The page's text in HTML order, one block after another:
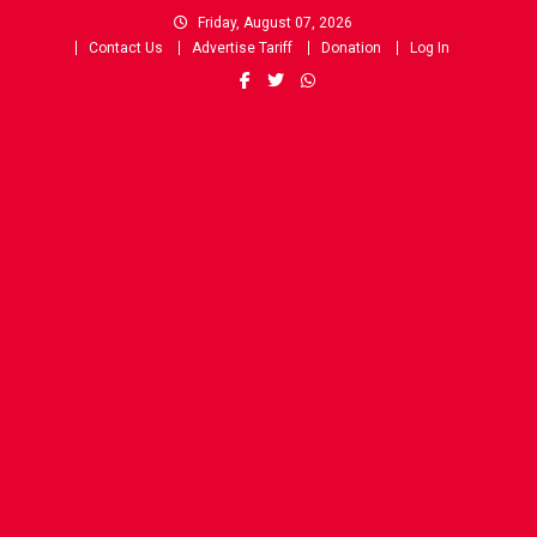
Friday, August 07, 2026
Contact Us
Advertise Tariff Donation Log In